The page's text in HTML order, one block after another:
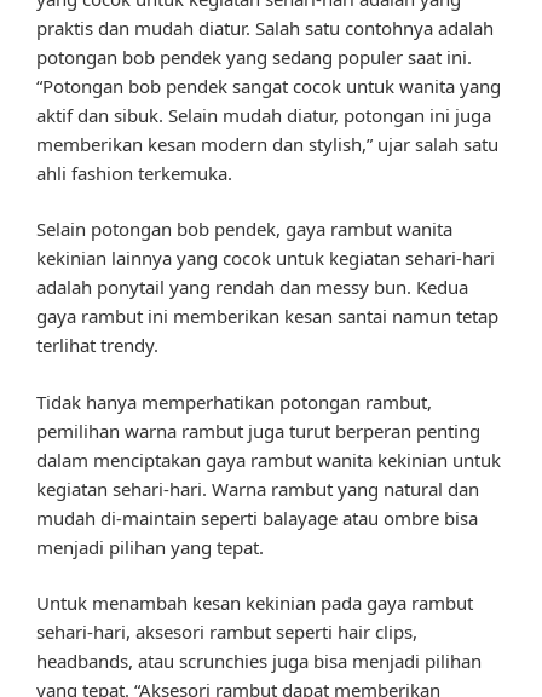
praktis dan mudah diatur. Salah satu contohnya adalah
potongan bob pendek yang sedang populer saat ini.
“Potongan bob pendek sangat cocok untuk wanita yang
aktif dan sibuk. Selain mudah diatur, potongan ini juga
memberikan kesan modern dan stylish,” ujar salah satu
ahli fashion terkemuka.
Selain potongan bob pendek, gaya rambut wanita
kekinian lainnya yang cocok untuk kegiatan sehari-hari
adalah ponytail yang rendah dan messy bun. Kedua
gaya rambut ini memberikan kesan santai namun tetap
terlihat trendy.
Tidak hanya memperhatikan potongan rambut,
pemilihan warna rambut juga turut berperan penting
dalam menciptakan gaya rambut wanita kekinian untuk
kegiatan sehari-hari. Warna rambut yang natural dan
mudah di-maintain seperti balayage atau ombre bisa
menjadi pilihan yang tepat.
Untuk menambah kesan kekinian pada gaya rambut
sehari-hari, aksesori rambut seperti hair clips,
headbands, atau scrunchies juga bisa menjadi pilihan
yang tepat. “Aksesori rambut dapat memberikan